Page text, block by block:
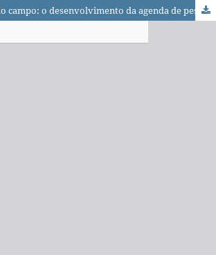
Olhando além do campo: o desenvolvimento da agenda de pesquisa da midiatização